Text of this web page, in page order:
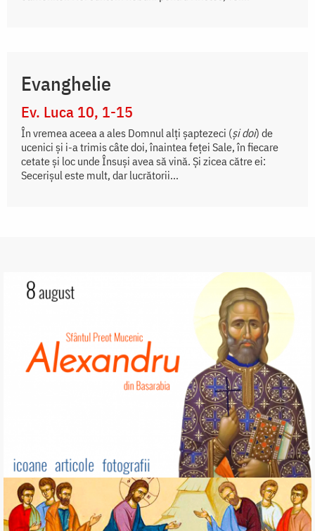
Evanghelie
Ev. Luca 10, 1-15
În vremea aceea a ales Domnul alți șaptezeci (și doi) de
ucenici și i-a trimis câte doi, înaintea feței Sale, în fiecare
cetate și loc unde Însuși avea să vină. Și zicea către ei:
Secerișul este mult, dar lucrătorii...